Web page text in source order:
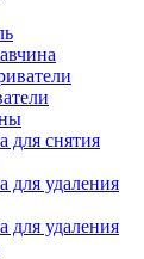
для снятия
для удаления
для удаления